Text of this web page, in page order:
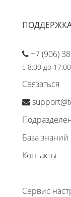
+7 (906)
с 8:00 до
Связаться
База знаний
Контакты
Сервис